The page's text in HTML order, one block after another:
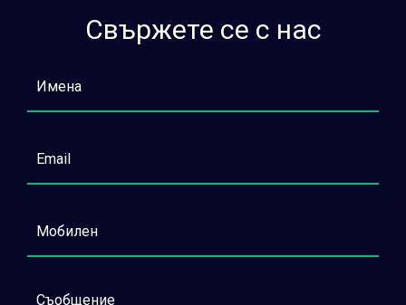
Свържете се с нас